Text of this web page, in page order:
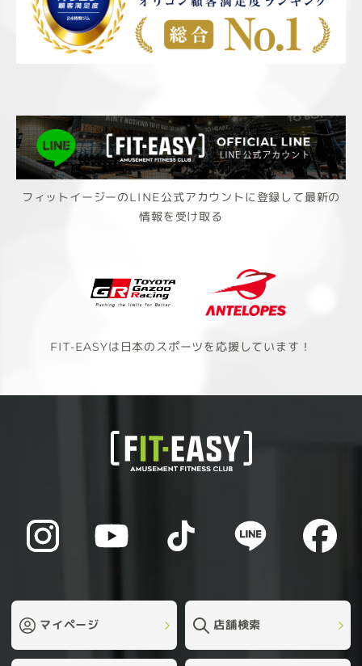
フィットイージーのLINE公式アカウントに登録して最新の
情報を受け取る
FIT-EASYは日本のスポーツを応援しています！
マイページ 店舗検索